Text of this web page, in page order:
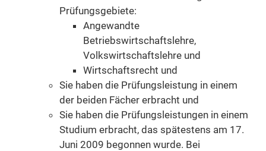
Prüfungsgebiete:
Angewandte
Betriebswirtschaftslehre,
Volkswirtschaftslehre und
Wirtschaftsrecht und
Sie haben die Prüfungsleistung in einem
der beiden Fächer erbracht und
Sie haben die Prüfungsleistungen in einem
Studium erbracht, das spätestens am 17.
Juni 2009 begonnen wurde. Bei